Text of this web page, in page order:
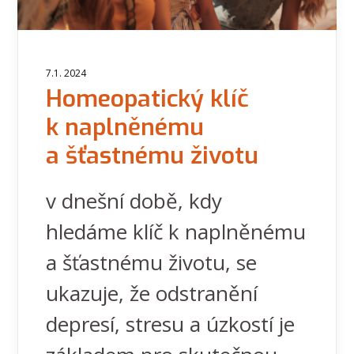
7.1. 2024
Homeopatický klíč
k naplněnému
a šťastnému životu
v dnešní době, kdy
hledáme klíč k naplněnému
a šťastnému životu, se
ukazuje, že odstranění
depresí, stresu a úzkostí je